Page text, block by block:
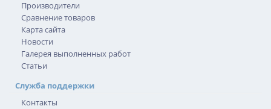
Производители
Сравнение товаров
Карта сайта
Новости
Галерея выполненных работ
Статьи
Служба поддержки
Контакты